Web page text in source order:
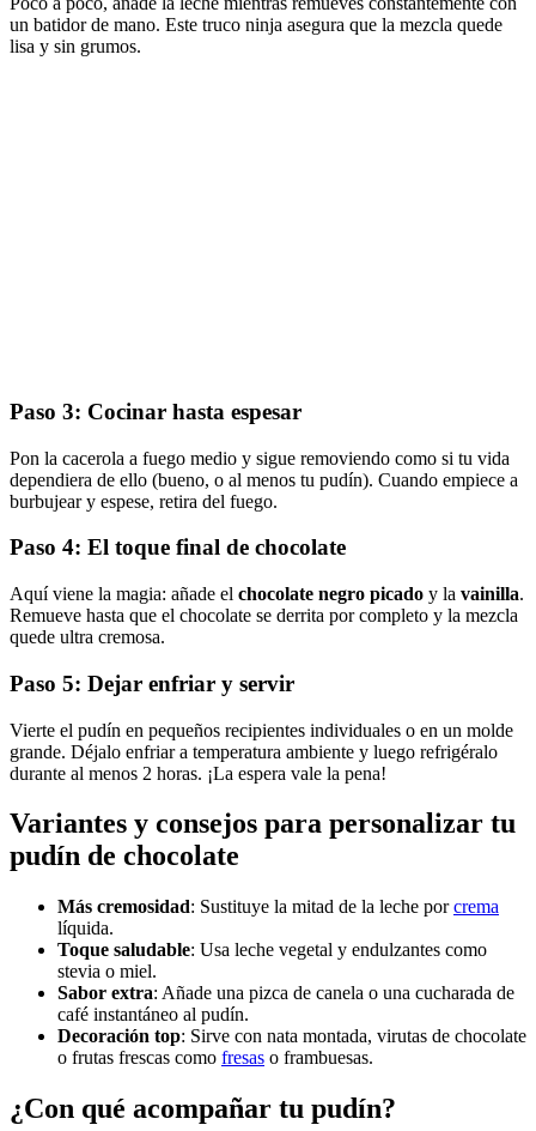
un batidor de mano. Este truco ninja asegura que la mezcla quede
lisa y sin grumos.
Paso 3: Cocinar hasta espesar
Pon la cacerola a fuego medio y sigue removiendo como si tu vida
dependiera de ello (bueno, o al menos tu pudín). Cuando empiece a
burbujear y espese, retira del fuego.
Paso 4: El toque final de chocolate
Aquí viene la magia: añade el chocolate negro picado y la vainilla.
Remueve hasta que el chocolate se derrita por completo y la mezcla
quede ultra cremosa.
Paso 5: Dejar enfriar y servir
Vierte el pudín en pequeños recipientes individuales o en un molde
grande. Déjalo enfriar a temperatura ambiente y luego refrigéralo
durante al menos 2 horas. ¡La espera vale la pena!
Variantes y consejos para personalizar tu
pudín de chocolate
Más cremosidad: Sustituye la mitad de la leche porcrema
líquida.
Toque saludable: Usa leche vegetal y endulzantes como
stevia o miel.
Sabor extra: Añade una pizca de canela o una cucharada de
café instantáneo al pudín.
Decoración top: Sirve con nata montada, virutas de chocolate
o frutas frescas como fresas o frambuesas.
¿Con qué acompañar tu pudín?